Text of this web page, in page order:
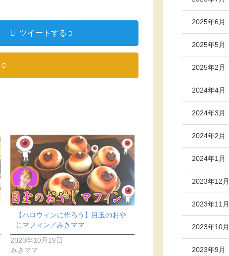
ツイートする
【ハロウィンに作ろう】目玉のおや
じマフィン／みきママ
2020年10月19日
みきママ
2025年6月
2025年5月
2025年2月
2024年4月
2024年3月
2024年2月
2024年1月
2023年12月
2023年11月
2023年10月
2023年9月